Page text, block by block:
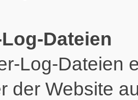
Dateien
Log-Dateien
der Website